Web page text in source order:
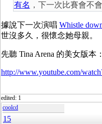
有名 ，下一次比賽會不
據說下一次演唱 Whistle
世沒多久，很懷念她母親。
先聽 Tina Arena 的美女版本：
http://www.youtube.com/
edited: 1
coolcd
15